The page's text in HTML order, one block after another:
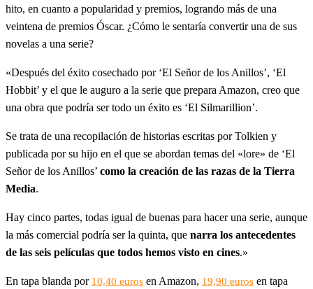
hito, en cuanto a popularidad y premios, logrando más de una
veintena de premios Óscar. ¿Cómo le sentaría convertir una de sus
novelas a una serie?
«Después del éxito cosechado por ‘El Señor de los Anillos’, ‘El
Hobbit’ y el que le auguro a la serie que prepara Amazon, creo que
una obra que podría ser todo un éxito es ‘El Silmarillion’.
Se trata de una recopilación de historias escritas por Tolkien y
publicada por su hijo en el que se abordan temas del «lore» de ‘El
Señor de los Anillos’ como la creación de las razas de la Tierra
Media.
Hay cinco partes, todas igual de buenas para hacer una serie, aunque
la más comercial podría ser la quinta, que narra los antecedentes
de las seis películas que todos hemos visto en cines.»
En tapa blanda por 10,40 euros en Amazon, 19,90 euros en tapa